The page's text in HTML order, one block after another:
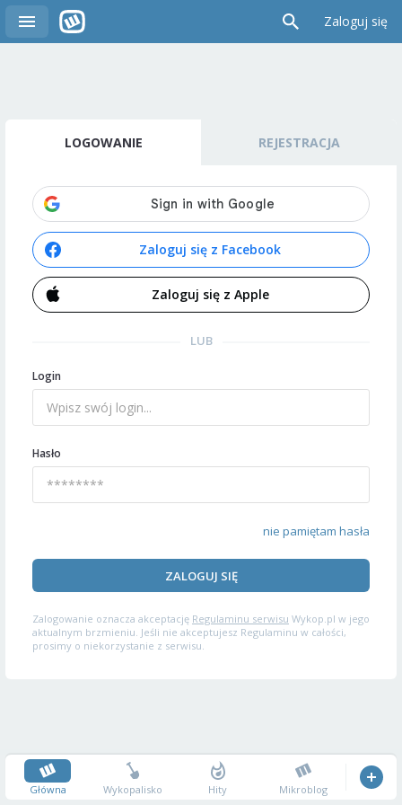
Zaloguj się
LOGOWANIE REJESTRACJA
Zaloguj się z Facebook
Zaloguj się z Apple
LUB
Login
Hasło
nie pamiętam hasła
ZALOGUJ SIĘ
Zalogowanie oznacza akceptację Regulaminu serwisu Wykop.pl w jego
aktualnym brzmieniu. Jeśli nie akceptujesz Regulaminu w całości,
prosimy o niekorzystanie z serwisu.
Główna Wykopalisko Hity Mikroblog